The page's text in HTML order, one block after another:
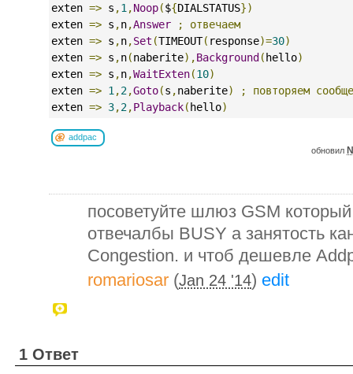
exten => s ,1 ,Noop(${DIALSTATUS})
exten => s ,n,Answer ;
отвечаем
exten => s ,n,Set (TIMEOUT( response)=30)
exten => s ,n(naberite),Background(hello)
exten => s ,n,WaitExten(10)
exten => 1 ,2,Goto(s ,naberite) ; повторяем
exten => 3,2,Playback(hello)
addpac
обновил
посоветуйте шлюз GSM
отвечалбы BUSY а занятость
Congestion. и чтоб дешевле
romariosar (Jan 24 '14) edit
1 Ответ